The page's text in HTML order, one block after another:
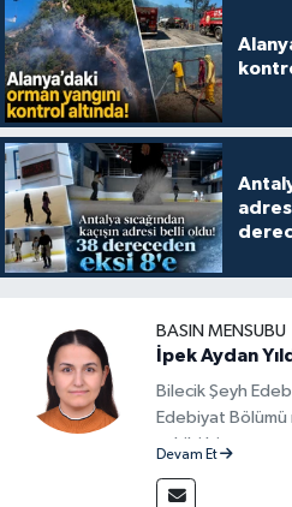
BASIN MENSUBU
İpek Aydan
Bilecik Şeyh
Edebiyat Bölümü
sahibi bir
güvenilir ve
Devam Et